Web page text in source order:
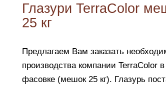
Глазури TerraColor
25 кг
Предлагаем Вам заказать
производства компании TerraColor в
фасовке (мешок 25 кг). Глазурь